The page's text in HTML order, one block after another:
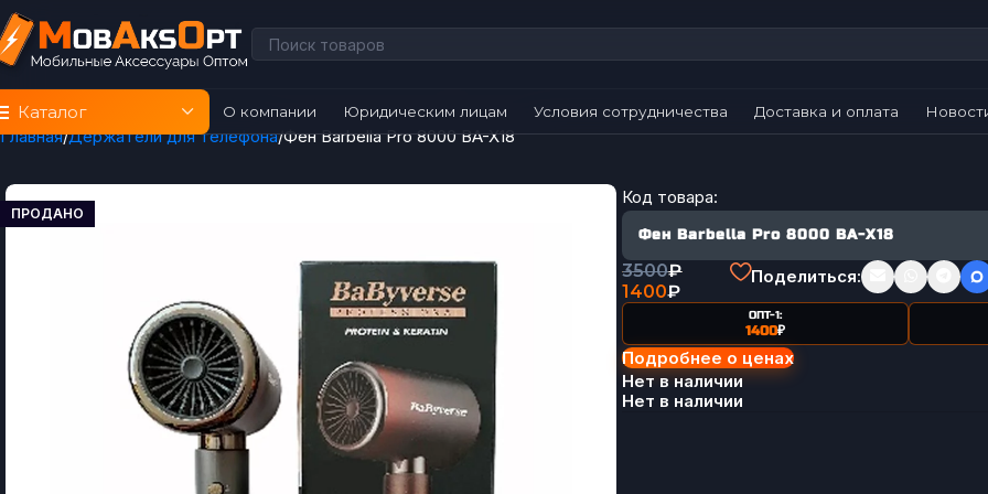
Каталог О компании Юридическим лицам Условия сотрудничества Доставка и оплата
Главная Держатели для телефона Фен Barbella Pro 8000 BA-X18
ПРОДАНО
Код товара:
Фен Barbella Pro 8000 BA-X18
3500₽
1400₽
Поделиться:
ОПТ-1:
1400₽
Подробнее о ценах
Нет в наличии
Нет в наличии